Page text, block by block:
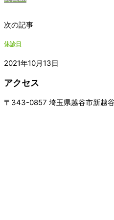
次の記事
休診日
2021年10月13日
アクセス
〒343-0857 埼玉県越谷市新越